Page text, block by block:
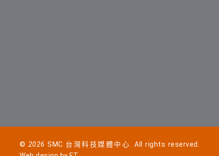
© 2026 SMC 台灣科技媒體中心. All rights reserved.